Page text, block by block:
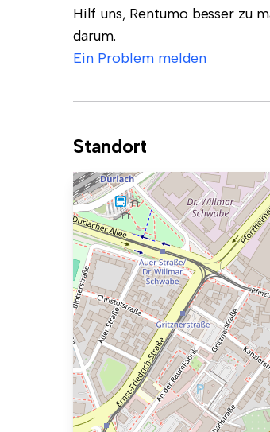
Hilf uns, Rentumo besser zu
darum.
Ein Problem melden
Standort